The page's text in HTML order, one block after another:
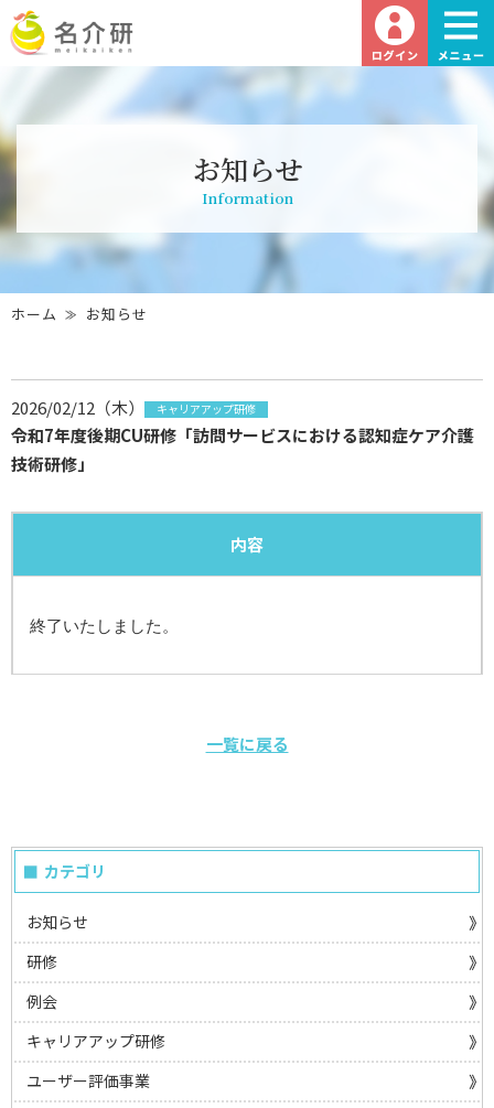
お知らせ
Information
ホーム お知らせ
2026/02/12（木） キャリアアップ研修
令和7年度後期CU研修「訪問サービスにおける認知症ケア介護
技術研修」
内容
終了いたしました。
一覧に戻る
カテゴリ
お知らせ
研修
例会
キャリアアップ研修
ユーザー評価事業